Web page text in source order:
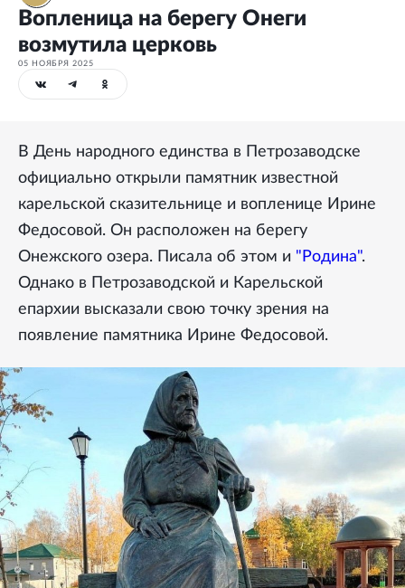
Вопленица на берегу Онеги
возмутила церковь
05 НОЯБРЯ 2025
В День народного единства в Петрозаводске
официально открыли памятник известной
карельской сказительнице и вопленице Ирине
Федосовой. Он расположен на берегу
Онежского озера. Писала об этом и "Родина".
Однако в Петрозаводской и Карельской
епархии высказали свою точку зрения на
появление памятника Ирине Федосовой.